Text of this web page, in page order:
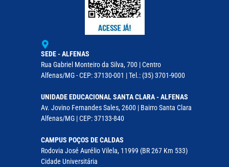
SEDE - ALFENAS
Rua Gabriel Monteiro da Silva, 700 | Centro
Alfenas/MG - CEP: 37130-001 | Tel.: (35) 3701-9000
UNIDADE EDUCACIONAL SANTA CLARA - ALFENAS
Av. Jovino Fernandes Sales, 2600 | Bairro Santa Clara
Alfenas/MG | CEP: 37133-840
CAMPUS POÇOS DE CALDAS
Rodovia José Aurélio Vilela, 11999 (BR 267 Km 533)
Cidade Universitária